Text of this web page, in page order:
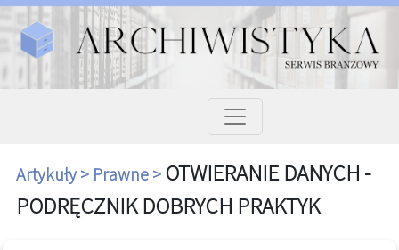
Artykuły > Prawne > OTWIERANIE DANYCH -
PODRĘCZNIK DOBRYCH PRAKTYK